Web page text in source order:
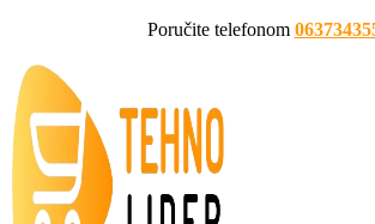
Poručite telefonom